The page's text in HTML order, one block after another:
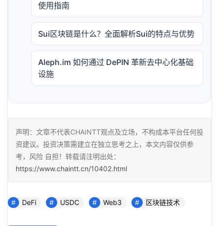
使用指南
Sui区块链是什么？全面解析Sui的特点与优势
Aleph.im 如何通过 DePIN 革新去中心化基础
设施
声明：文章不代表CHAINTT观点及立场，不构成本平台任何投
资建议。投资决策需建立在独立思考之上，本文内容仅供参
考，风险 自担！转载请注明出处：
https://www.chaintt.cn/10402.html
DeFi USDC Web3 区块链技术